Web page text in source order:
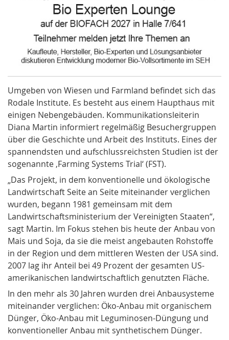
Umgeben von Wiesen und Farmland befindet sich das
Rodale Institute. Es besteht aus einem Haupthaus mit
einigen Nebengebäuden. Kommunikationsleiterin
Diana Martin informiert regelmäßig Besuchergruppen
über die Geschichte und Arbeit des Instituts. Eines der
spannendsten und aufschlussreichsten Studien ist der
sogenannte ‚Farming Systems Trial‘ (FST).
„Das Projekt, in dem konventionelle und ökologische
Landwirtschaft Seite an Seite miteinander verglichen
wurden, begann 1981 gemeinsam mit dem
Landwirtschaftsministerium der Vereinigten Staaten“,
sagt Martin. Im Fokus stehen bis heute der Anbau von
Mais und Soja, da sie die meist angebauten Rohstoffe
in der Region und dem mittleren Westen der USA sind.
2007 lag ihr Anteil bei 49 Prozent der gesamten US-
amerikanischen landwirtschaftlich genutzten Fläche.
In den mehr als 30 Jahren wurden drei Anbausysteme
miteinander verglichen: Öko-Anbau mit organischem
Dünger, Öko-Anbau mit Leguminosen-Düngung und
konventioneller Anbau mit synthetischem Dünger.